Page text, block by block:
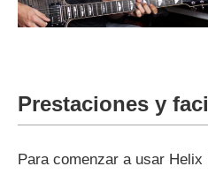
Prestaciones y
Para comenzar a usar